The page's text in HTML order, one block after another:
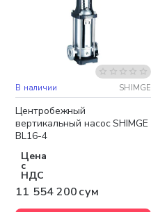
Бесплатная доставка
В наличии SHIMGE
Центробежный
вертикальный насос SHIMGE
BL16-4
Цена
с
НДС
11 554 200 сум